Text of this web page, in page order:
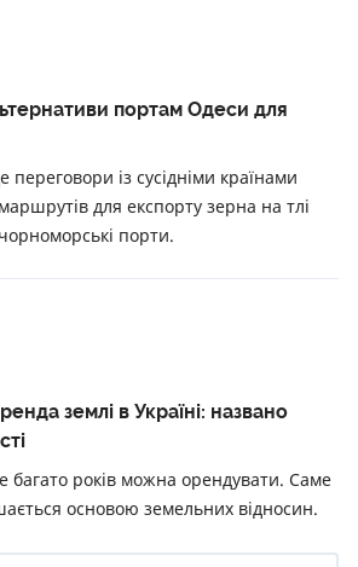
портам Одеси для
переговори із сусідніми країнами
для експорту зерна на тлі
порти.
землі в Україні: названо
багато років можна орендувати. Саме
основою земельних відносин.